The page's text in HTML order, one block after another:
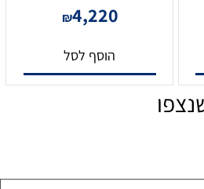
₪4,220
הוסף לסל